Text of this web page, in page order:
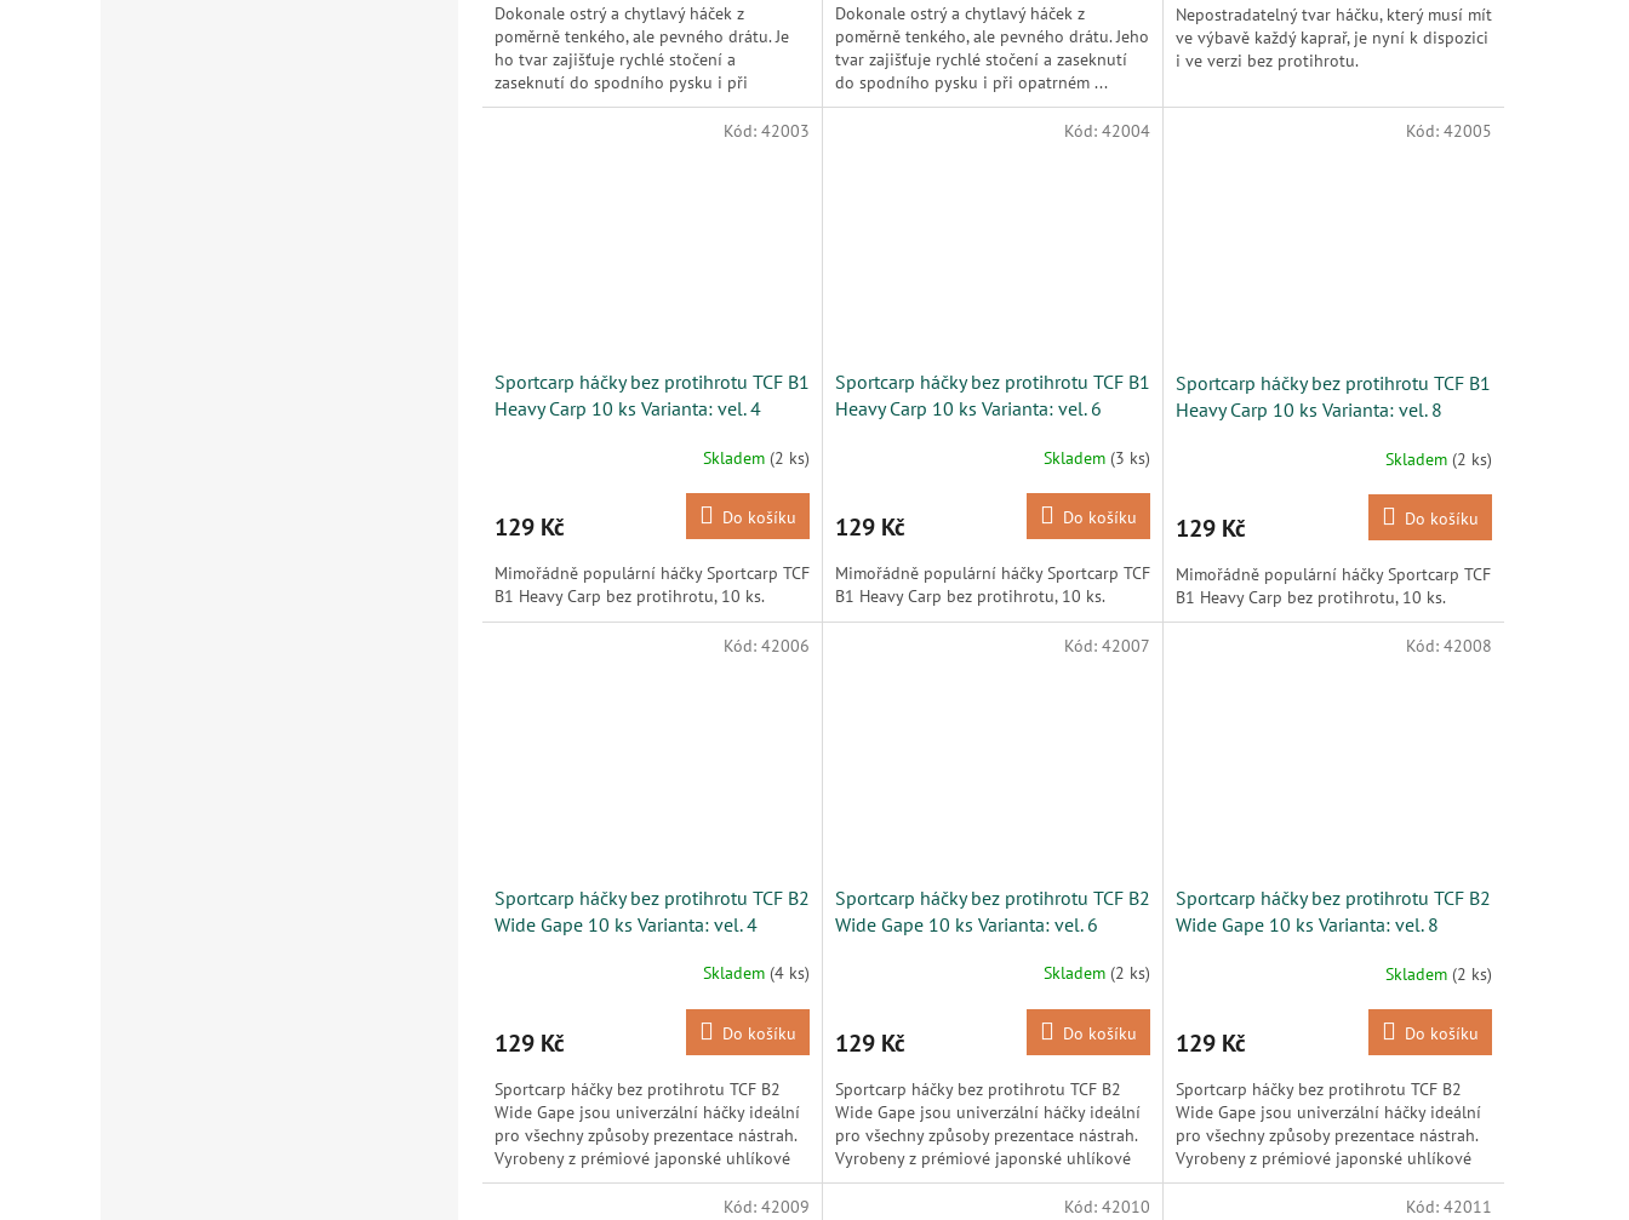
Dokonale ostrý a chytlavý háček z
poměrně tenkého, ale pevného drátu. Je
ho tvar zajišťuje rychlé stočení a
zaseknutí do spodního pysku i při
opatrném nasátí. Mimořádné...
Dokonale ostrý a chytlavý háček z
poměrně tenkého, ale pevného drátu. Jeho
tvar zajišťuje rychlé stočení a zaseknutí
do spodního pysku i při opatrném ...
Nepostradatelný tvar háčku, který musí mít
ve výbavě každý kaprař, je nyní k dispozici
i ve verzi bez protihrotu.
Sportcarp háčky bez protihrotu TCF B1
Heavy Carp 10 ks Varianta: vel. 4
Skladem (2 ks)
129 Kč Do košíku
Mimořádně populární háčky Sportcarp TCF
B1 Heavy Carp bez protihrotu, 10 ks.
Kód: 42003
Sportcarp háčky bez protihrotu TCF B1
Heavy Carp 10 ks Varianta: vel. 6
Skladem (3 ks)
129 Kč Do košíku
Mimořádně populární háčky Sportcarp TCF
B1 Heavy Carp bez protihrotu, 10 ks.
Kód: 42004
Sportcarp háčky bez protihrotu TCF B1
Heavy Carp 10 ks Varianta: vel. 8
Skladem (2 ks)
129 Kč Do košíku
Mimořádně populární háčky Sportcarp TCF
B1 Heavy Carp bez protihrotu, 10 ks.
Kód: 42005
Sportcarp háčky bez protihrotu TCF B2
Wide Gape 10 ks Varianta: vel. 4
Skladem (4 ks)
129 Kč Do košíku
Sportcarp háčky bez protihrotu TCF B2
Wide Gape jsou univerzální háčky ideální
pro všechny způsoby prezentace nástrah.
Vyrobeny z prémiové japonské uhlíkové
oceli, nabízejí...
Kód: 42006
Sportcarp háčky bez protihrotu TCF B2
Wide Gape 10 ks Varianta: vel. 6
Skladem (2 ks)
129 Kč Do košíku
Sportcarp háčky bez protihrotu TCF B2
Wide Gape jsou univerzální háčky ideální
pro všechny způsoby prezentace nástrah.
Vyrobeny z prémiové japonské uhlíkové
oceli, nabízejí...
Kód: 42007
Sportcarp háčky bez protihrotu TCF B2
Wide Gape 10 ks Varianta: vel. 8
Skladem (2 ks)
129 Kč Do košíku
Sportcarp háčky bez protihrotu TCF B2
Wide Gape jsou univerzální háčky ideální
pro všechny způsoby prezentace nástrah.
Vyrobeny z prémiové japonské uhlíkové
oceli, nabízejí...
Kód: 42008
Kód: 42009 Kód: 42010 Kód: 42011